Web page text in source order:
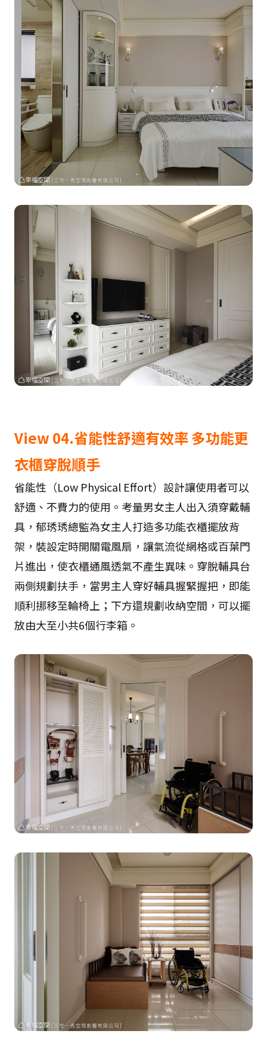
View 04.省能性舒適有效率 多功能更
衣櫃穿脫順手
省能性（Low Physical Effort）設計讓使用者可以
舒適、不費力的使用。考量男女主人出入須穿戴輔
具，郁琇琇總監為女主人打造多功能衣櫃擺放背
架，裝設定時開關電風扇，讓氣流從網格或百葉門
片進出，使衣櫃通風透氣不產生異味。穿脫輔具台
兩側規劃扶手，當男主人穿好輔具握緊握把，即能
順利挪移至輪椅上；下方還規劃收納空間，可以擺
放由大至小共6個行李箱。